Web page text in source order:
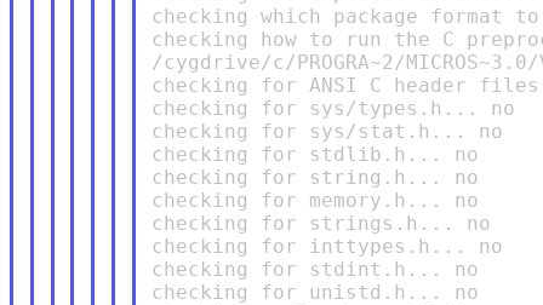
checking which package format
checking how to run the C
/cygdrive/c/PROGRA~2/
checking for ANSI C header
checking for sys/types.h... no
checking for sys/stat.h... no
checking for stdlib.h... no
checking for string.h... no
checking for memory.h... no
checking for strings.h... no
checking for inttypes.h... no
checking for stdint.h... no
checking for unistd.h... no